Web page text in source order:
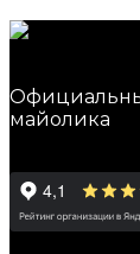
майолика